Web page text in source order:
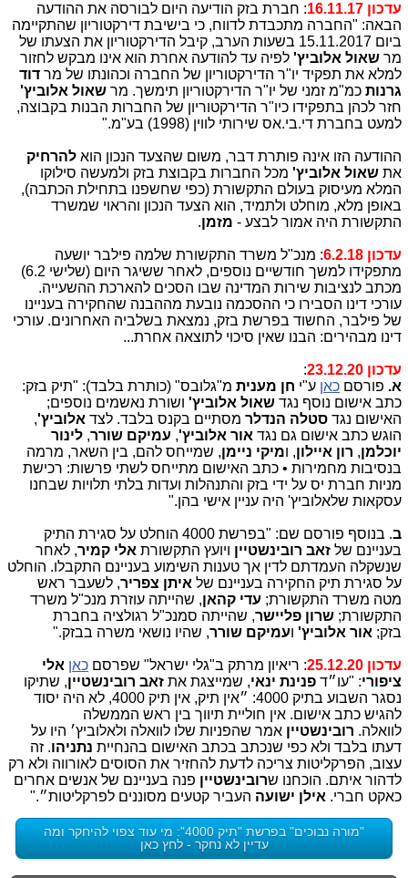
עדכון 16.11.17
: חברת בזק הודיעה היום לבורסה את ההודעה
הבאה: "החברה מתכבדת לדווח, כי בישיבת דירקטוריון שהתקיימה
ביום 15.11.2017 בשעות הערב, קיבל הדירקטוריון את הצעתו של
מר שאול אלוביץ' לפיה עד להודעה אחרת הוא אינו מבקש לחזור
למלא את תפקיד יו"ר הדירקטוריון של החברה וכהונתו של מר דוד
גרנות כמ"מ זמני של יו"ר הדירקטוריון תימשך. מר שאול אלוביץ'
חזר לכהן בתפקידו כיו"ר הדירקטוריון של החברות הבנות בקבוצה,
למעט בחברת די.בי.אס שירותי לווין (1998) בע"מ."
ההודעה הזו אינה פותרת דבר, משום שהצעד הנכון הוא להרחיק
את שאול אלוביץ' מכל החברות בקבוצת בזק ולמעשה סילוקו
המלא מעיסוק בעולם התקשורת (כפי שחשפנו בתחילת הכתבה),
באופן מלא, מוחלט ולתמיד, הוא הצעד הנכון והראוי שמשרד
התקשורת היה אמור לבצע - מזמן.
עדכון 6.2.18
: מנכ"ל משרד התקשורת שלמה פילבר יושעה
מתפקידו למשך חודשיים נוספים, לאחר ששיגר היום (שלישי 6.2)
מכתב לנציבות שירות המדינה שבו הסכים להארכת ההשעייה.
עורכי דינו הסבירו כי ההסכמה נובעת מההבנה שהחקירה בעניינו
של פילבר, החשוד בפרשת בזק, נמצאת בשלביה האחרונים. עורכי
דינו מבהירים: הבנו שאין סיכוי לתוצאה אחרת...
עדכון 23.12.20
:
א. פורסם כאן ע"י חן מענית מ"גלובס" (כותרת בלבד): "תיק בזק:
כתב אישום נוסף נגד שאול אלוביץ' ושורת נאשמים נוספים;
האישום נגד סטלה הנדלר מסתיים בקנס בלבד. לצד אלוביץ',
הוגש כתב אישום גם נגד אור אלוביץ', עמיקם שורר, לינור
יוכלמן, רון איילון, ומיקי ניימן, שמייחס להם, בין השאר, מרמה
בנסיבות מחמירות • כתב האישום מתייחס לשתי פרשות: רכישת
מניות חברת יס על ידי בזק והתנהלות ועדות בלתי תלויות שבחנו
עסקאות שלאלוביץ' היה עניין אישי בהן."
ב
. בנוסף פורסם שם: "בפרשת 4000 הוחלט על סגירת התיק
בעניינם של זאב רובינשטיין ויועץ התקשורת אלי קמיר, לאחר
שנשקלה העמדתם לדין אך טענות השימוע בעניינם התקבלו. הוחלט
על סגירת תיק החקירה בעניינם של איתן צפריר, לשעבר ראש
מטה משרד התקשורת; עדי קהאן, שהייתה עוזרת מנכ"ל משרד
התקשורת; שרון פליישר, שהייתה סמנכ"ל רגולציה בחברת
בזק; אור אלוביץ' ועמיקם שורר, שהיו נושאי משרה בבזק."
עדכון 25.12.20 : ריאיון מרתק ב"גלי ישראל" שפרסם כאן אלי
ציפורי: "עו״ד פנינת ינאי, שמייצגת את זאב רובינשטיין, שתיקו
נסגר השבוע בתיק 4000: ״אין תיק, אין תיק 4000, לא היה יסוד
להגיש כתב אישום. אין חוליית תיווך בין ראש הממשלה
לוואלה. רובינשטיין אמר שהפניות שלו לוואלה ולאלוביץ׳ היו על
דעתו בלבד ולא כפי שנכתב בכתב האישום בהנחיית נתניהו. זה
עצוב, הפרקליטות צריכה לדעת להחזיר את הסוסים לאורווה ולא רק
לדהור איתם. הוכחנו שרובינשטיין פנה בעניינם של אנשים אחרים
כאקט חברי. אילן ישועה העביר קטעים מסוננים לפרקליטות״."
"מורה נבוכים" בפרשת "תיק 4000": מי עוד צפוי להיחקר ומה
עדיין לא נחקר - לחץ כאן